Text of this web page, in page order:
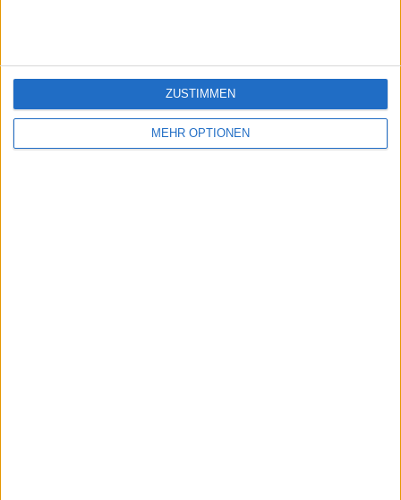
MEHR OPTIONEN
ZUSTIMMEN